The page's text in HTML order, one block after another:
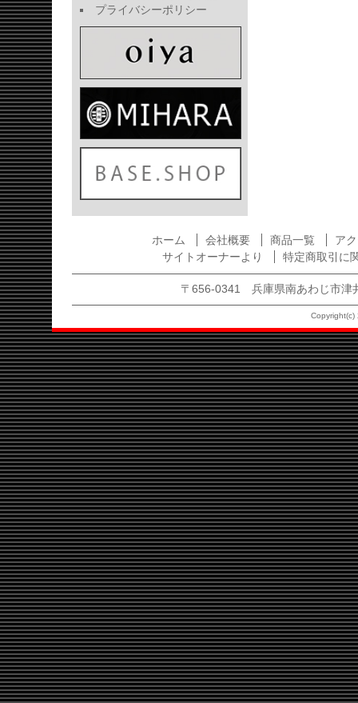
プライバシーポリシー
ホーム 会社概要 商品一覧
ア
サイトオーナーより
特定商取引に
〒656-0341 兵庫県南あわじ市
Copyright(c)